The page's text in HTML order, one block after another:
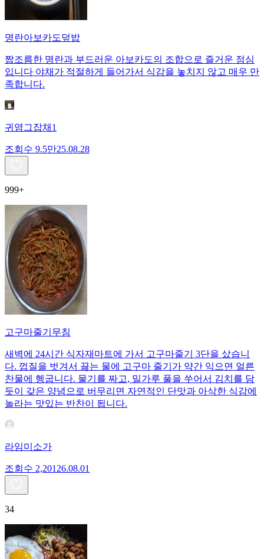
명란아보카도덮밥
짭조름한 명란과 부드러운 아보카도의 조합으로 즐거운 점심
입니다 야채가 적절하게 들어가서 식감을 놓치지 않고 매우 만
족합니다.
귀염그잡채1
조회수 9.5만25.08.28
999+
고구마줄기무침
새벽에 24시간 식자재마트에 가서 고구마줄기 3단을 샀습니
다. 껍질을 벗겨서 끓는 물에 고구마 줄기가 약간 익으면 얼른
찬물에 헹굽니다. 물기를 짜고, 밀가루 풀을 쑤어서 김치를 담
듯이 갖은 양념으로 버무리면 자연적인 단맛과 아삭한 식감에
놀라는 맛있는 반찬이 됩니다.
라임미소가
조회수 2,201 26.08.01
34